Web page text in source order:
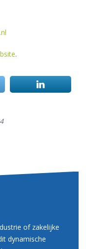
.
of zakelijke
dynamische